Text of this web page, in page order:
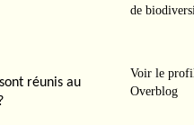
réunis au
de
Voir le
Overblog